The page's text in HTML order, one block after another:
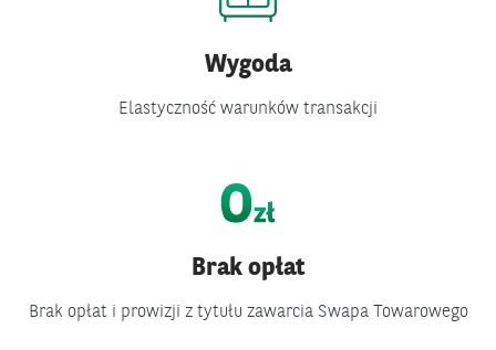
Wygoda
Elastyczność warunków transakcji
Brak opłat
Brak opłat i prowizji z tytułu zawarcia Swapa Towarowego